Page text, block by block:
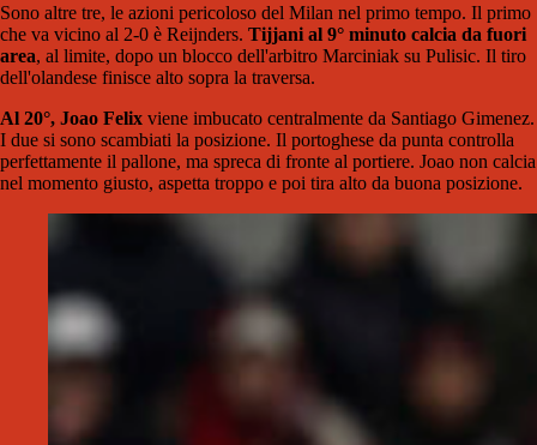
Sono altre tre, le azioni pericoloso del Milan nel primo tempo. Il primo
che va vicino al 2-0 è Reijnders. Tijjani al 9° minuto calcia da fuori
area, al limite, dopo un blocco dell'arbitro Marciniak su Pulisic. Il tiro
dell'olandese finisce alto sopra la traversa.
Al 20°, Joao Felix viene imbucato centralmente da Santiago Gimenez.
I due si sono scambiati la posizione. Il portoghese da punta controlla
perfettamente il pallone, ma spreca di fronte al portiere. Joao non calcia
nel momento giusto, aspetta troppo e poi tira alto da buona posizione.